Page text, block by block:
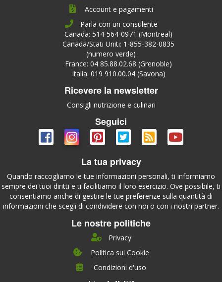
Account e pagamenti
Parla con un consulente
Canada: 514-564-0971 (Montreal)
Canada/Stati Uniti: 1-855-382-0835
(numero verde)
France: 04 85.88.02.68 (Grenoble)
Italia: 019 910.00.04 (Savona)
Ricevere la newsletter
Consigli nutrizione e culinari
Seguici
La tua privacy
Quando raccogliamo le tue informazioni personali, ti informiamo
sempre dei tuoi diritti e ti facilitiamo il loro esercizio. Ove possibile, ti
consentiamo anche di gestire le tue preferenze sulla quantità di
informazioni che scegli di condividere con noi o con i nostri partner.
Le nostre politiche
Privacy
Politica sui Cookie
Condizioni d'uso